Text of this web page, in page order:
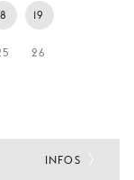
19
26
INFOS